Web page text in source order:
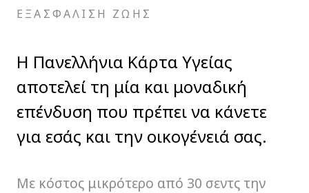
Μάθε περισσότερα
ΕΞΑΣΦΑΛΙΣΗ ΖΩΗΣ
Η Πανελλήνια Κάρτα Υγείας
αποτελεί τη μία και μοναδική
επένδυση που πρέπει να κάνετε
για εσάς και την οικογένειά σας.
Με κόστος μικρότερο από 30 σεντς την